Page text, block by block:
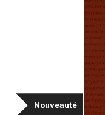
Nouveauté